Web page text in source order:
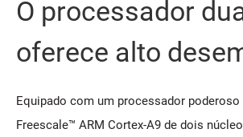
O processador
oferece alto
Equipado com um processador
Freescale™ ARM Cortex-A9 de dois